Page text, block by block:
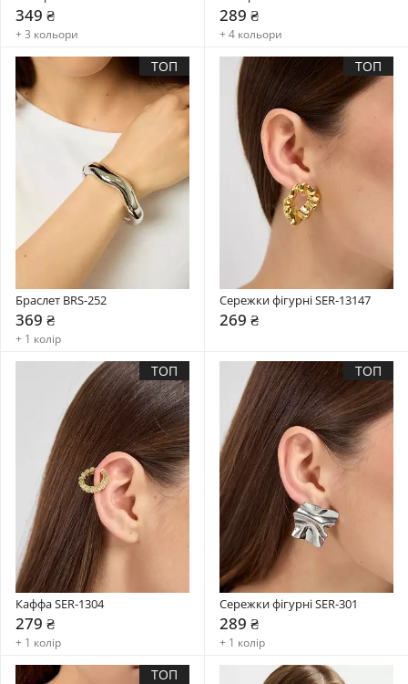
349 ₴
+ 3 кольори
289 ₴
+ 4 кольори
ТОП
Браслет BRS-252
369 ₴
+ 1 колір
ТОП
Сережки фігурні SER-13147
269 ₴
ТОП
Каффа SER-1304
279 ₴
+ 1 колір
ТОП
Сережки фігурні SER-301
289 ₴
+ 1 колір
ТОП